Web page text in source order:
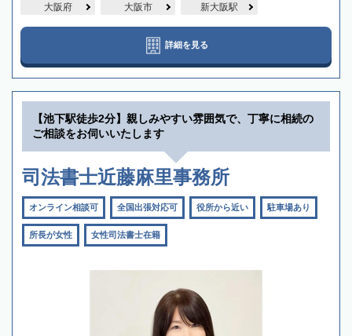
大阪府 大阪市 新大阪駅
詳細を見る
【池下駅徒歩2分】親しみやすい雰囲気で、丁寧に相続の
ご相談をお伺いいたします
司法書士近藤麻里事務所
オンライン相談可 全国出張対応可 役所から近い 駐車場あり
所長が女性 女性司法書士在籍